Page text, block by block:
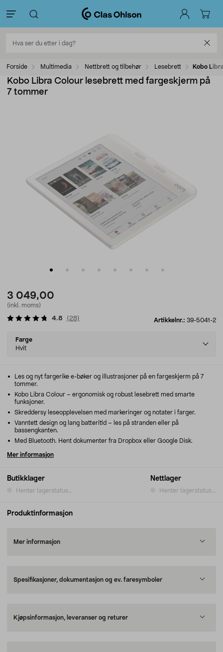
Forside Multimedia Nettbrett og tilbehør Lesebrett Kobo
Kobo Libra Colour lesebrett med fargeskjerm på
7 tommer
3 049,00
(inkl. moms)
Artikkelnr.: 39-5041-2
4.8 ( 28)
Select
variant
Farge
Hvit
Butikklager
Henter lagerstatus...
Nettlager
Henter lagerstatus...
Les og nyt fargerike e-bøker og illustrasjoner på en fargeskjerm på 7
tommer.
Kobo Libra Colour – ergonomisk og robust lesebrett med smarte
funksjoner.
Skreddersy leseopplevelsen med markeringer og notater i farger.
Vanntett design og lang batteritid – les på stranden eller på
bassengkanten.
Med Bluetooth. Hent dokumenter fra Dropbox eller Google Disk.
Mer informasjon
Produktinformasjon
Mer informasjon
Spesifikasjoner, dokumentasjon og ev. faresymboler
Kjøpsinformasjon, leveranser og returer